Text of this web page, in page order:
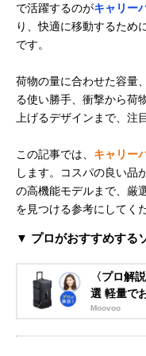
で活躍するのがキャリー
り、快適に移動するため
です。
荷物の量に合わせた容量
る使い勝手、衝撃から荷
上げるデザインまで、注
この記事では、 キャリー
します。コスパの良い品
の高機能モデルまで、厳
を見つける参考にしてく
▼ プロがおすすめする
〈プロ解
選 軽量で
Moovoo